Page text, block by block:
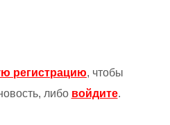
регистрацию, чтобы
либо войдите.